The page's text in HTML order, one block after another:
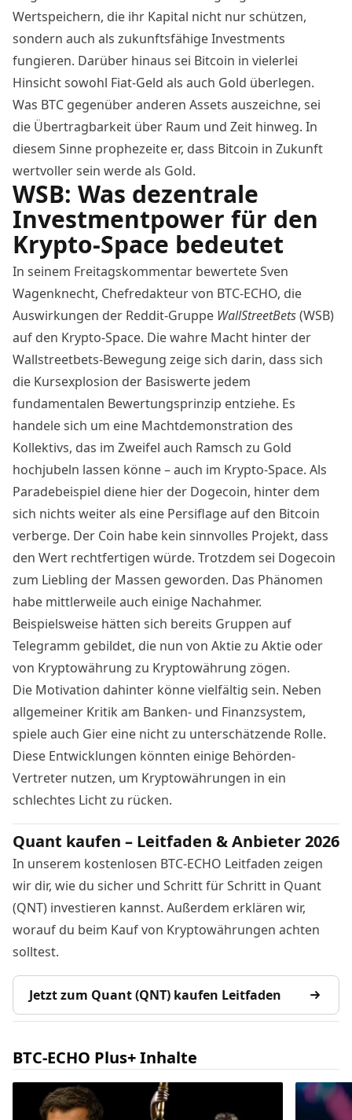
Wertspeichern, die ihr Kapital nicht nur schützen,
sondern auch als zukunftsfähige Investments
fungieren. Darüber hinaus sei Bitcoin in vielerlei
Hinsicht sowohl Fiat-Geld als auch Gold überlegen.
Was BTC gegenüber anderen Assets auszeichne, sei
die Übertragbarkeit über Raum und Zeit hinweg. In
diesem Sinne prophezeite er, dass Bitcoin in Zukunft
wertvoller sein werde als Gold.
WSB: Was dezentrale
Investmentpower für den
Krypto-Space bedeutet
In seinem Freitagskommentar bewertete Sven
Wagenknecht, Chefredakteur von BTC-ECHO, die
Auswirkungen der Reddit-Gruppe WallStreetBets(WSB)
auf den Krypto-Space. Die wahre Macht hinter der
Wallstreetbets-Bewegung zeige sich darin, dass sich
die Kursexplosion der Basiswerte jedem
fundamentalen Bewertungsprinzip entziehe. Es
handele sich um eine Machtdemonstration des
Kollektivs, das im Zweifel auch Ramsch zu Gold
hochjubeln lassen könne – auch im Krypto-Space. Als
Paradebeispiel diene hier der Dogecoin, hinter dem
sich nichts weiter als eine Persiflage auf den Bitcoin
verberge. Der Coin habe kein sinnvolles Projekt, dass
den Wert rechtfertigen würde. Trotzdem sei Dogecoin
zum Liebling der Massen geworden. Das Phänomen
habe mittlerweile auch einige Nachahmer.
Beispielsweise hätten sich bereits Gruppen auf
Telegramm gebildet, die nun von Aktie zu Aktie oder
von Kryptowährung zu Kryptowährung zögen.
Die Motivation dahinter könne vielfältig sein. Neben
allgemeiner Kritik am Banken- und Finanzsystem,
spiele auch Gier eine nicht zu unterschätzende Rolle.
Diese Entwicklungen könnten einige Behörden-
Vertreter nutzen, um Kryptowährungen in ein
schlechtes Licht zu rücken.
Quant kaufen – Leitfaden & Anbieter 2026
In unserem kostenlosen BTC-ECHO Leitfaden zeigen
wir dir, wie du sicher und Schritt für Schritt in Quant
(QNT) investieren kannst. Außerdem erklären wir,
worauf du beim Kauf von Kryptowährungen achten
solltest.
Jetzt zum Quant (QNT) kaufen Leitfaden
BTC-ECHO Plus+ Inhalte